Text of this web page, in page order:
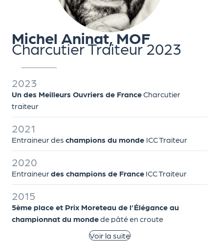
Michel Aninat, MOF
Charcutier Traiteur 2023
2023
Un des Meilleurs Ouvriers de FranceCharcutier
traiteur
2021
Entraineur des champions du monde ICC Traiteur
2020
Entraineurdes champions de France ICC Traiteur
2015
5ème place et Prix Moreteau de l’Élégance au
championnat du mondede pâté en croute
Voir la suite